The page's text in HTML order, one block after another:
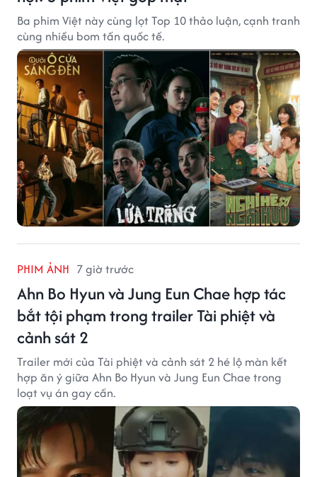
Ba phim Việt này cùng lọt Top 10 thảo luận, cạnh tranh
cùng nhiều bom tấn quốc tế.
PHIM ẢNH 7 giờ trước
Ahn Bo Hyun và Jung Eun Chae hợp tác
bắt tội phạm trong trailer Tài phiệt và
cảnh sát 2
Trailer mới của Tài phiệt và cảnh sát 2 hé lộ màn kết
hợp ăn ý giữa Ahn Bo Hyun và Jung Eun Chae trong
loạt vụ án gay cấn.